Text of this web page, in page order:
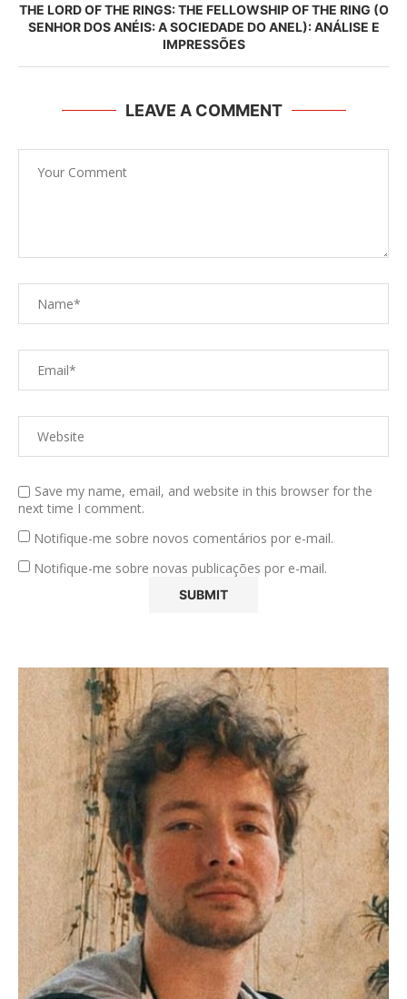
THE LORD OF THE RINGS: THE FELLOWSHIP OF THE RING (O
SENHOR DOS ANÉIS: A SOCIEDADE DO ANEL): ANÁLISE E
IMPRESSÕES
LEAVE A COMMENT
Save my name, email, and website in this browser for the
next time I comment.
Notifique-me sobre novos comentários por e-mail.
Notifique-me sobre novas publicações por e-mail.